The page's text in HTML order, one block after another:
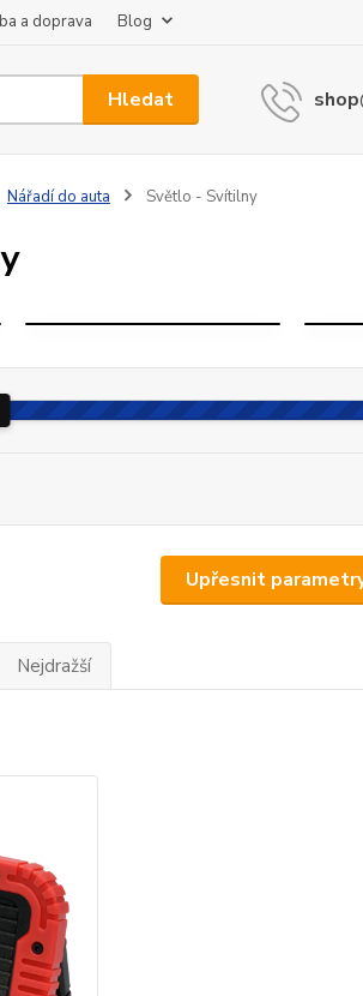
a doprava Blog
Hledat
Nářadí do auta Světlo - Svítilny
Upřesnit
Nejdražší